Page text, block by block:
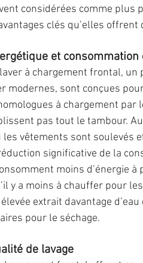
considérées comme plus
clés qu’elles offrent
et consommation
à chargement frontal,
modernes, sont conçues
à chargement par
pas tout le tambour.
les vêtements sont soulevés
significative de la
moins d’énergie
y a moins à chauffer pour
extrait davantage
pour le séchage.
de lavage